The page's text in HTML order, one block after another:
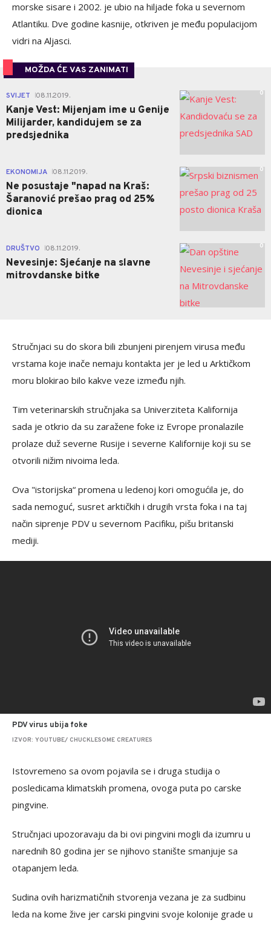
morske sisare i 2002. je ubio na hiljade foka u severnom
Atlantiku. Dve godine kasnije, otkriven je među populacijom
vidri na Aljasci.
MOŽDA ĆE VAS ZANIMATI
SVIJET 08.11.2019.
Kanje Vest: Mijenjam ime u Genije
Milijarder, kandidujem se za
predsjednika
0
EKONOMIJA 08.11.2019.
Ne posustaje "napad na Kraš:
Šaranović prešao prag od 25%
dionica
0
DRUŠTVO 08.11.2019.
Nevesinje: Sjećanje na slavne
mitrovdanske bitke
0
Stručnjaci su do skora bili zbunjeni pirenjem virusa među
vrstama koje inače nemaju kontakta jer je led u Arktičkom
moru blokirao bilo kakve veze između njih.
Tim veterinarskih stručnjaka sa Univerziteta Kalifornija
sada je otkrio da su zaražene foke iz Evrope pronalazile
prolaze duž severne Rusije i severne Kalifornije koji su se
otvorili nižim nivoima leda.
Ova "istorijska“ promena u ledenoj kori omogućila je, do
sada nemoguć, susret arktičkih i drugih vrsta foka i na taj
način siprenje PDV u severnom Pacifiku, pišu britanski
mediji.
PDV virus ubija foke
IZVOR: YOUTUBE/ CHUCKLESOME CREATURES
Istovremeno sa ovom pojavila se i druga studija o
posledicama klimatskih promena, ovoga puta po carske
pingvine.
Stručnjaci upozoravaju da bi ovi pingvini mogli da izumru u
narednih 80 godina jer se njihovo stanište smanjuje sa
otapanjem leda.
Sudina ovih harizmatičnih stvorenja vezana je za sudbinu
leda na kome žive jer carski pingvini svoje kolonije grade u